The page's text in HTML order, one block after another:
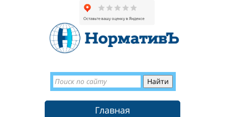
Главная